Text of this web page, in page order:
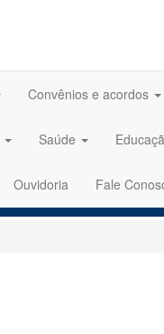
Convênios e acordos
Saúde
Ouvidoria Fale